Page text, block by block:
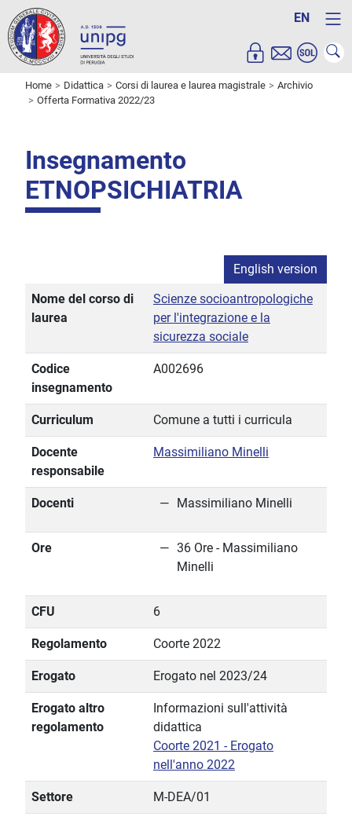
EN
Home Didattica Corsi di laurea e laurea magistrale
Archivio
Offerta Formativa 2022/23
Insegnamento
ETNOPSICHIATRIA
English version
Nome del corso di
laurea
Scienze socioantropologiche
per l'integrazione e la
sicurezza sociale
Codice
insegnamento
A002696
Curriculum Comune a tutti i curricula
Docente
responsabile
Massimiliano Minelli
Docenti Massimiliano Minelli
Ore
36 Ore - Massimiliano
Minelli
CFU 6
Regolamento Coorte 2022
Erogato Erogato nel 2023/24
Erogato altro
regolamento
Informazioni sull'attività
didattica
Coorte 2021 - Erogato
nell'anno 2022
Settore M-DEA/01